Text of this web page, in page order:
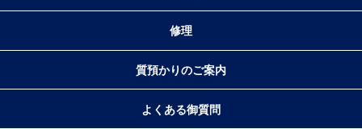
修理
質預かりのご案内
よくある御質問